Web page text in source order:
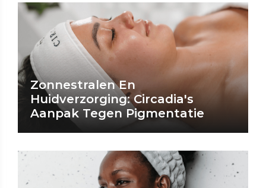
Zonnestralen En
Huidverzorging: Circadia's
Aanpak Tegen Pigmentatie